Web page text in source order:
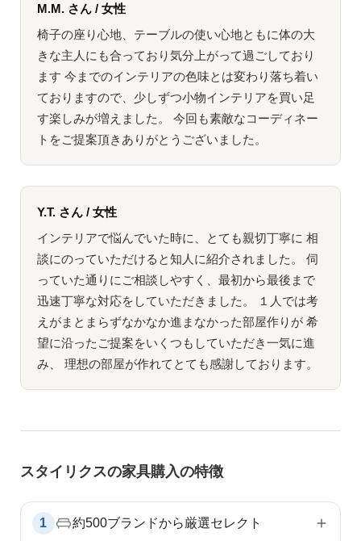
M.M. さん / 女性
椅子の座り心地、テーブルの使い心地ともに体の大
きな主人にも合っており気分上がって過ごしており
ます 今までのインテリアの色味とは変わり落ち着い
ておりますので、少しずつ小物インテリアを買い足
す楽しみが増えました。 今回も素敵なコーディネー
トをご提案頂きありがとうございました。
Y.T. さん / 女性
インテリアで悩んでいた時に、とても親切丁寧に 相
談にのっていただけると知人に紹介されました。 伺
っていた通りにご相談しやすく、最初から最後まで
迅速丁寧な対応をしていただきました。 １人では考
えがまとまらずなかなか進まなかった部屋作りが 希
望に沿ったご提案をいくつもしていただき一気に進
み、 理想の部屋が作れてとても感謝しております。
スタイリクスの家具購入の特徴
1 約500ブランドから厳選セレクト